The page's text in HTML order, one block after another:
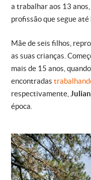
a trabalhar aos 13 anos,
profissão que segue até
Mãe de seis filhos,
as suas crianças.
mais de 15 anos,
encontradas
respectivamente,
época.